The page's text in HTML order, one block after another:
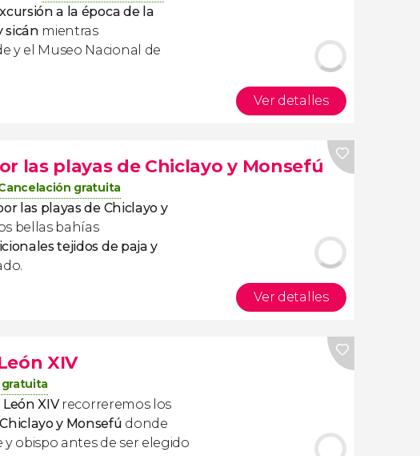
a la época de la
sicán mientras
y el Museo Nacional de
Ver detalles
las playas de Chiclayo y Monsefú
gratuita
las playas de Chiclayo y
bellas bahías
tejidos de paja y
Ver detalles
XIV
gratuita
XIVrecorreremos los
y Monsefú donde
obispo antes de ser elegido